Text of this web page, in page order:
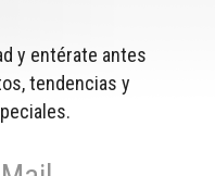
y entérate antes
tendencias y